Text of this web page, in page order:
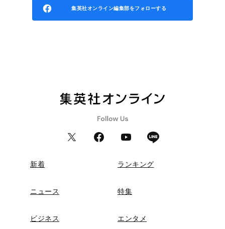
集英社オンライン編集部をフォローする
新着 ランキング
ニュース 特集
ビジネス エンタメ